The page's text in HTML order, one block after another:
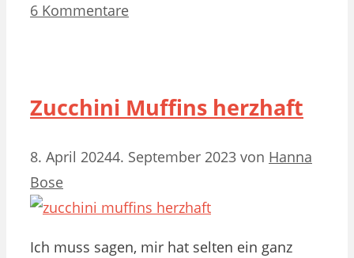
6 Kommentare
Zucchini Muffins herzhaft
8. April 20244. September 2023 von Hanna
Bose
Ich muss sagen, mir hat selten ein ganz